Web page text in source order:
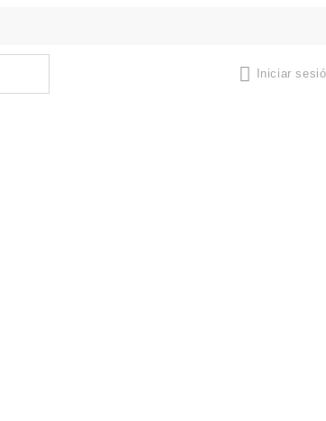
Iniciar